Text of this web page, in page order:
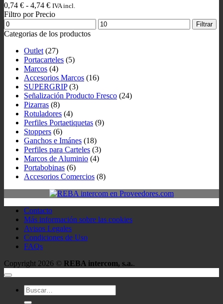
0,74 € - 4,74 €Rango
de
desde
0,74 €
hasta
4,74 €
IVA incl.
Filtro por Precio
Precio
mínimo
Precio
máximo
Filtrar
Categorias de los productos
Outlet (27)
Portacarteles (5)
Marcos (4)
Accesorios Marcos (16)
SUPERGRIP (3)
Señalización Producto Fresco (24)
Pizarras (8)
Rotuladores (4)
Perfiles Portaetiquetas (9)
Stoppers (6)
Ganchos e Imánes (18)
Perfiles para Carteles (3)
Marcos de Aluminio (4)
Portabobinas (6)
Accesorios Comercios (8)
Contacto
Más información sobre las cookies
Avisos Legales
Condiciones de Uso
FAQs
Copyright 2026 © REBA intercom, s.a..
Buscar
por: